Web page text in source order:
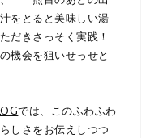
をとると美味しい湯
だきさっそく実践！
機会を狙いせっせと
では、このふわふわ
しさをお伝えしつつ